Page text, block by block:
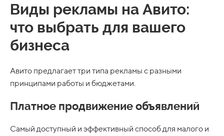
Виды рекламы на Авито:
что выбрать для вашего
бизнеса
Авито предлагает три типа рекламы с разными
принципами работы и бюджетами.
Платное продвижение объявлений
Самый доступный и эффективный способ для малого и